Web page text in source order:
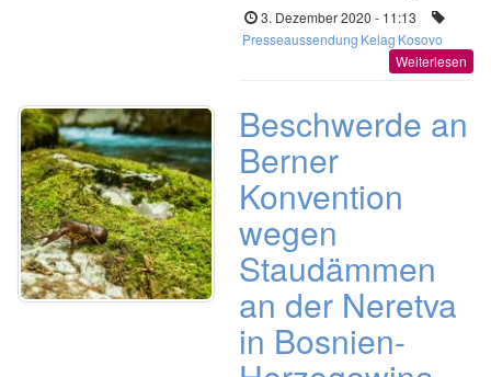
3. Dezember 2020 - 11:13
Presseaussendung Kelag Kosovo
Weiterlesen
Beschwerde an
Berner
Konvention
wegen
Staudämmen
an der Neretva
in Bosnien-